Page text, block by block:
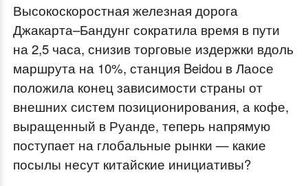
Высокоскоростная железная дорога
Джакарта–Бандунг сократила время в пути
на 2,5 часа, снизив торговые издержки вдоль
маршрута на 10%, станция Beidou в Лаосе
положила конец зависимости страны от
внешних систем позиционирования, а кофе,
выращенный в Руанде, теперь напрямую
поступает на глобальные рынки — какие
посылы несут китайские инициативы?